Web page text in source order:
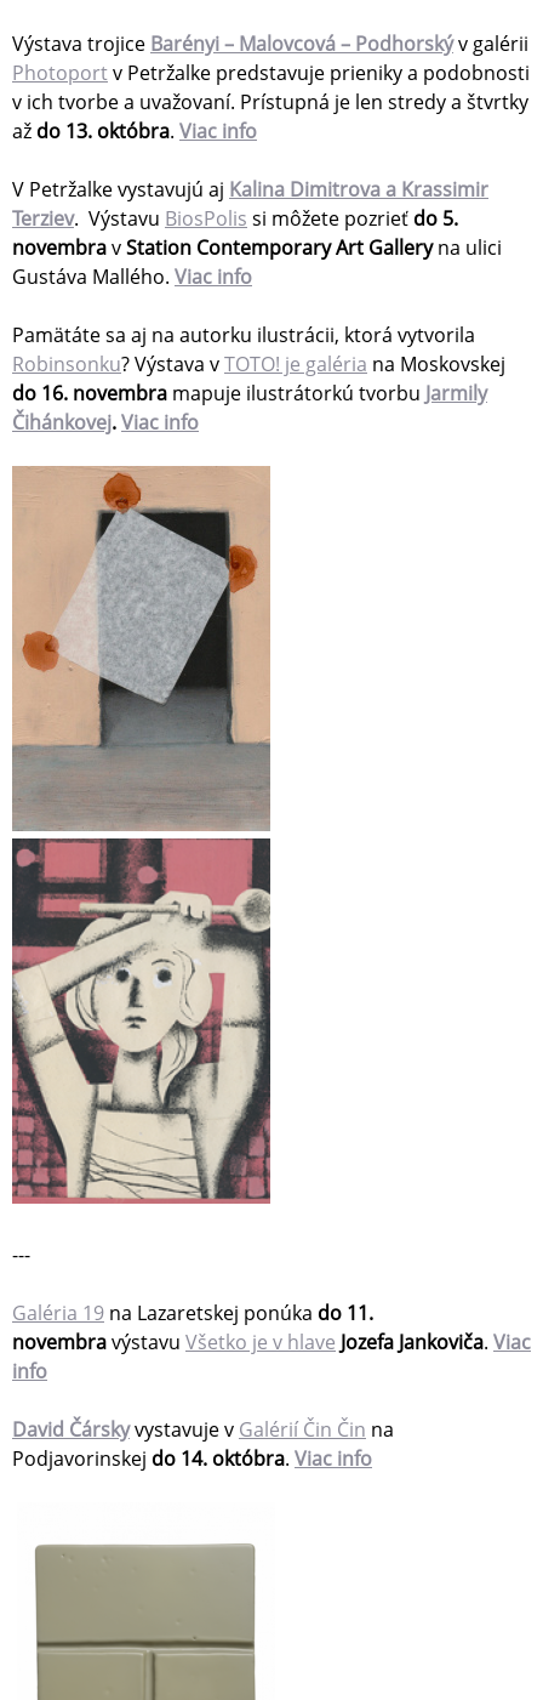
Výstava trojice Barényi – Malovcová – Podhorskýv galérii
Photoportv Petržalke predstavuje prieniky a podobnosti
v ich tvorbe a uvažovaní. Prístupná je len stredy a štvrtky
až do 13. októbra. Viac info
V Petržalke vystavujú aj Kalina Dimitrova a Krassimir
Terziev. Výstavu BiosPolis si môžete pozrieť do 5.
novembravStation Contemporary Art Galleryna ulici
Gustáva Mallého. Viac info
Pamätáte sa aj na autorku ilustrácii, ktorá vytvorila
Robinsonku? Výstava vTOTO! je galéria na Moskovskej
do 16. novembra mapuje ilustrátorkú tvorbu Jarmily
Čihánkovej.Viac info
---
Galéria 19 na Lazaretskej ponúka do 11.
novembravýstavu Všetko je v hlave Jozefa Jankoviča. Viac
info
David Čárskyvystavuje v Galérií Čin Čin na
Podjavorinskej do 14. októbra. Viac info